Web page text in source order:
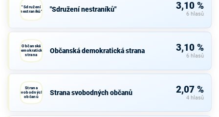
"Sdružení
nestraníků"
"Sdružení nestraníků" 3,10 %
6 hlasů
Občanská
demokratická
strana
Občanská demokratická strana 3,10 %
6 hlasů
Strana
svobodných
občanů
Strana svobodných občanů 2,07 %
4 hlasů